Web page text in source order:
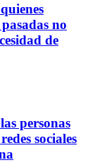
no
de
personas
sociales